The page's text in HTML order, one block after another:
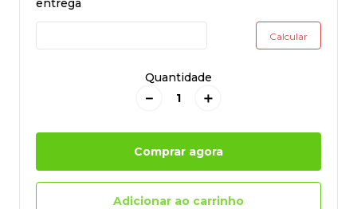
Quantidade
＋
－
Comprar agora
Adicionar ao carrinho